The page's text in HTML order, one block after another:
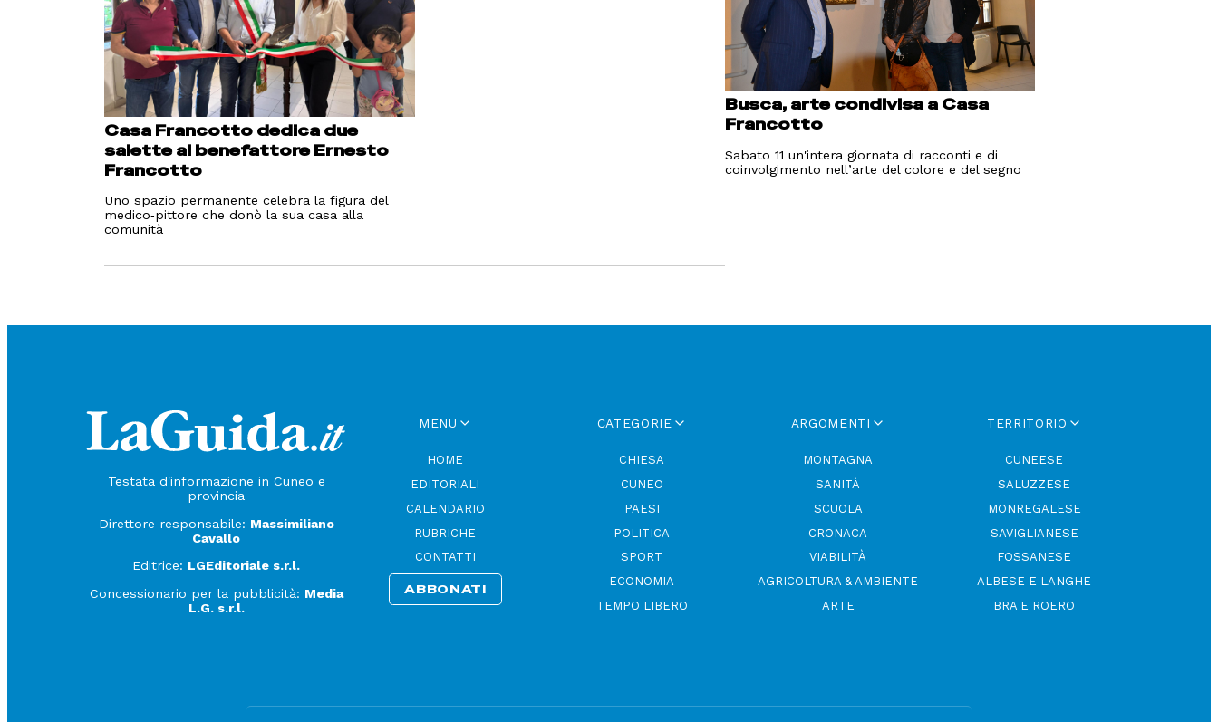
Casa Francotto dedica due
salette al benefattore Ernesto
Francotto
Uno spazio permanente celebra la figura del
medico‑pittore che donò la sua casa alla
comunità
Busca, arte condivisa a Casa
Francotto
Sabato 11 un'intera giornata di racconti e di
coinvolgimento nell’arte del colore e del segno
Testata d'informazione in Cuneo e
provincia
Direttore responsabile: Massimiliano
Cavallo
Editrice: LGEditoriale s.r.l.
Concessionario per la pubblicità: Media
L.G. s.r.l.
MENU
HOME
EDITORIALI
CALENDARIO
RUBRICHE
CONTATTI
ABBONATI
CATEGORIE
CHIESA
CUNEO
PAESI
POLITICA
SPORT
ECONOMIA
TEMPO LIBERO
ARGOMENTI
MONTAGNA
SANITÀ
SCUOLA
CRONACA
VIABILITÀ
AGRICOLTURA & AMBIENTE
ARTE
TERRITORIO
CUNEESE
SALUZZESE
MONREGALESE
SAVIGLIANESE
FOSSANESE
ALBESE E LANGHE
BRA E ROERO